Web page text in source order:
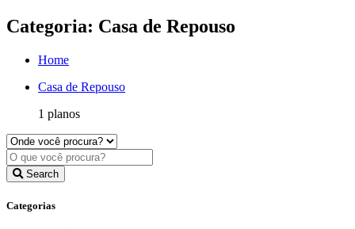
Categoria: Casa de Repouso
Home
Casa de Repouso
1 planos
Search
Categorias